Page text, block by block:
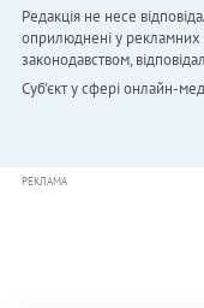
Редакція не несе
оприлюднені у рекламних
законодавством,
Cуб'єкт у сфері онлайн-
РЕКЛАМА